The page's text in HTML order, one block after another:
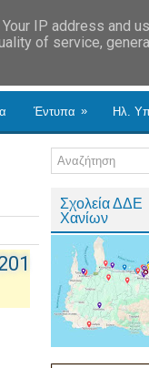
Έντυπα » Ηλ.
Σχολεία ΔΔΕ
Χανίων
IP address and
of service,